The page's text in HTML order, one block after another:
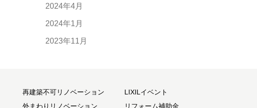
2024年4月
2024年1月
2023年11月
再建築不可リノベーション
外まわりリノベーション
LIXILイベント
リフォーム補助金